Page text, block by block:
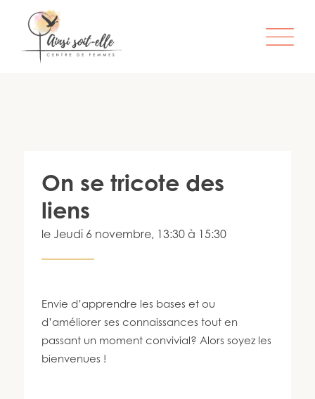
ÊTRE MEMBRE
INFO-LETTRE
450 447-3576
On se tricote des
liens
le Jeudi 6 novembre, 13:30 à 15:30
Envie d’apprendre les bases et ou
d’améliorer ses connaissances tout en
passant un moment convivial? Alors soyez les
bienvenues !